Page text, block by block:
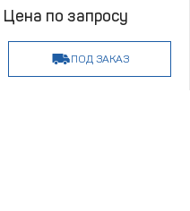
Цена по запросу
ПОД ЗАКАЗ